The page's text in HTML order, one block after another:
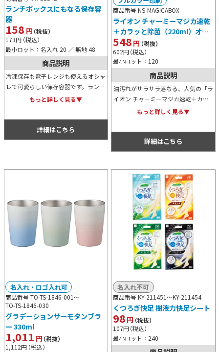
ランチボックスにもなる保存容
器
158 円（税抜）
173円（税込）
最小ロット：名入れ 20 ／ 無地 48
商品説明
冷凍保存も電子レンジも使えるオシャ
レで可愛らしい保存容器です。ランチ
ボックスとしての利用も可能なため、
リントもでき販促用にも！
もっと詳しく見る▼
詳細はこちら
商品番号 NS-MAGICABOX
ライオン チャーミーマジカ速乾
＋カラッと除菌（220ml）オリ
ジナル箱入り
548円（税抜）
602円（税込）
最小ロット：120
商品説明
油汚れがサラサラ落ちる、人気の「ラ
イオン チャーミーマジカ速乾＋カラ
ッと除菌（シトラスグリーンの香
贈答・配布用をはじめ、各種ノベルテ
ィに最適です。
もっと詳しく見る▼
詳細はこちら
商品番号 TO-TS-1846-001～
TO-TS-1846-030
グラデーションサーモタンブラ
ー 330ml
1,011 円（税抜）
1,112円（税込）
名入れ・ロゴ入れ可
商品番号 KY-211451～KY-211454
くつろぎ快足 樹液力快足シート
98円（税抜）
107円（税込）
最小ロット：240
名入れ不可